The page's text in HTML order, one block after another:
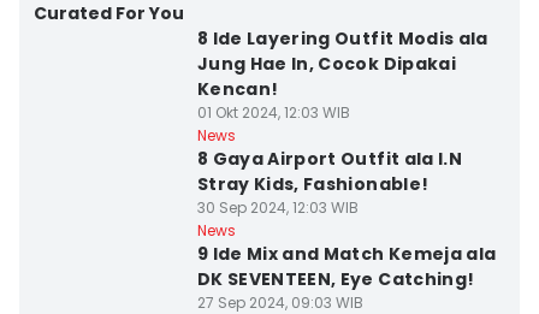
Curated For You
8 Ide Layering Outfit Modis ala
Jung Hae In, Cocok Dipakai
Kencan!
01 Okt 2024, 12:03 WIB
News
8 Gaya Airport Outfit ala I.N
Stray Kids, Fashionable!
30 Sep 2024, 12:03 WIB
News
9 Ide Mix and Match Kemeja ala
DK SEVENTEEN, Eye Catching!
27 Sep 2024, 09:03 WIB